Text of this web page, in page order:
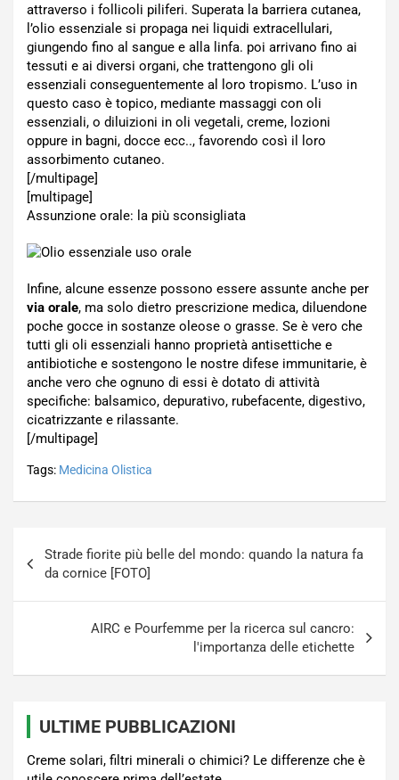
attraverso i follicoli piliferi. Superata la barriera cutanea,
l’olio essenziale si propaga nei liquidi extracellulari,
giungendo fino al sangue e alla linfa. poi arrivano fino ai
tessuti e ai diversi organi, che trattengono gli oli
essenziali conseguentemente al loro tropismo. L’uso in
questo caso è topico, mediante massaggi con oli
essenziali, o diluizioni in oli vegetali, creme, lozioni
oppure in bagni, docce ecc.., favorendo così il loro
assorbimento cutaneo.
[/multipage]
[multipage]
Assunzione orale: la più sconsigliata
Infine, alcune essenze possono essere assunte anche per
via orale, ma solo dietro prescrizione medica, diluendone
poche gocce in sostanze oleose o grasse. Se è vero che
tutti gli oli essenziali hanno proprietà antisettiche e
antibiotiche e sostengono le nostre difese immunitarie, è
anche vero che ognuno di essi è dotato di attività
specifiche: balsamico, depurativo, rubefacente, digestivo,
cicatrizzante e rilassante.
[/multipage]
Tags: Medicina Olistica
articoli
Strade fiorite più belle del mondo: quando la natura fa
da cornice [FOTO]
AIRC e Pourfemme per la ricerca sul cancro:
l'importanza delle etichette
ULTIME PUBBLICAZIONI
Creme solari, filtri minerali o chimici? Le differenze che è